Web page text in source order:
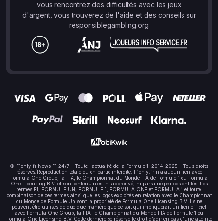
vous rencontrez des difficultés avec les jeux
d'argent, vous trouverez de l'aide et des conseils sur
responsiblegambling.org
© F1only.fr News F1 24/7 - Toute l'actualité de la Formule 1. 2014-2025 - Tous droits
réservés/Reproduction totale ou en partie interdite. F1only.fr n’a aucun lien avec
Formula One Group, la FIA, le Championnat du Monde FIA de Formule 1 ou Formula
One Licensing B.V. et son contenu n’est ni approuvé, ni parrainé par ces entités. Les
termes F1, FORMULE UN, FORMULE 1, FORMULA ONE et FORMULA 1 et toute
combinaison de ces termes ainsi que les logos exploités en relation avec le Championnat
du Monde de Formule Un sont la propriété de Formula One Licensing B.V. Ils ne
peuvent être utilisés de quelque manière que ce soit qui impliquerait un lien officiel
avec Formula One Group, la FIA, le Championnat du Monde FIA de Formule 1 ou
Formula One Licensing B.V. Cette dernière se réserve le droit d’agir en cas d’une atteinte